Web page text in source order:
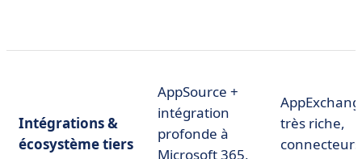
Intégrations &
écosystème tiers
AppSource +
intégration
profonde à
Microsoft 365,
très riche,
connecteurs